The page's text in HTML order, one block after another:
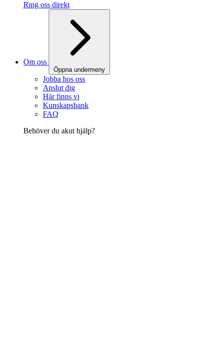
Ring oss direkt
Om oss
Öppna undermeny
Jobba hos oss
Anslut dig
Här finns vi
Kunskapsbank
FAQ
Behöver du akut hjälp?